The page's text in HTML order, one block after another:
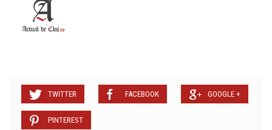
TWITTER FACEBOOK GOOGLE +
PINTEREST